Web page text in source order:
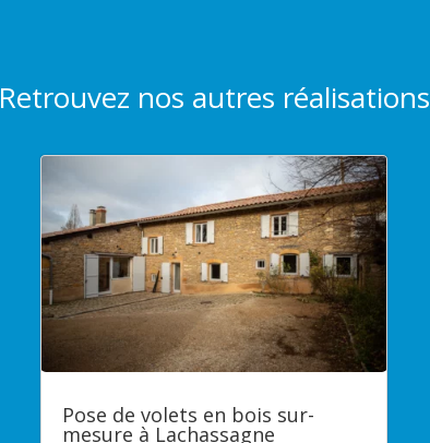
Retrouvez nos autres réalisations
Pose de volets en bois sur-
mesure à Lachassagne